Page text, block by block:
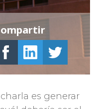
es generar